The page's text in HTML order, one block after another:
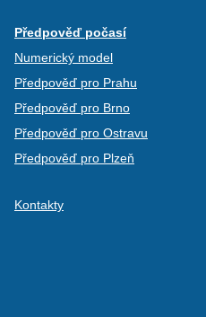
Předpověď počasí
Numerický model
Předpověď pro Prahu
Předpověď pro Brno
Předpověď pro Ostravu
Předpověď pro Plzeň
Kontakty